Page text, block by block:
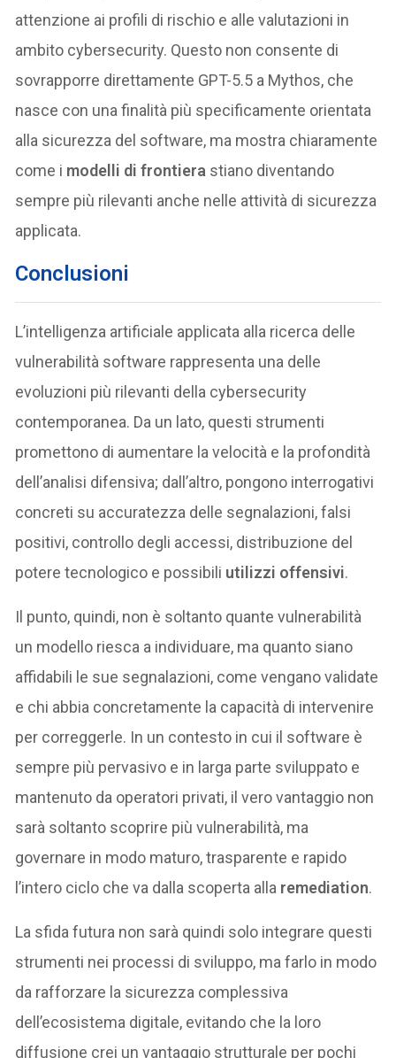
attenzione ai profili di rischio e alle valutazioni in
ambito cybersecurity. Questo non consente di
sovrapporre direttamente GPT-5.5 a Mythos, che
nasce con una finalità più specificamente orientata
alla sicurezza del software, ma mostra chiaramente
come i modelli di frontiera stiano diventando
sempre più rilevanti anche nelle attività di sicurezza
applicata.
Conclusioni
L’intelligenza artificiale applicata alla ricerca delle
vulnerabilità software rappresenta una delle
evoluzioni più rilevanti della cybersecurity
contemporanea. Da un lato, questi strumenti
promettono di aumentare la velocità e la profondità
dell’analisi difensiva; dall’altro, pongono interrogativi
concreti su accuratezza delle segnalazioni, falsi
positivi, controllo degli accessi, distribuzione del
potere tecnologico e possibili utilizzi offensivi.
Il punto, quindi, non è soltanto quante vulnerabilità
un modello riesca a individuare, ma quanto siano
affidabili le sue segnalazioni, come vengano validate
e chi abbia concretamente la capacità di intervenire
per correggerle. In un contesto in cui il software è
sempre più pervasivo e in larga parte sviluppato e
mantenuto da operatori privati, il vero vantaggio non
sarà soltanto scoprire più vulnerabilità, ma
governare in modo maturo, trasparente e rapido
l’intero ciclo che va dalla scoperta alla remediation.
La sfida futura non sarà quindi solo integrare questi
strumenti nei processi di sviluppo, ma farlo in modo
da rafforzare la sicurezza complessiva
dell’ecosistema digitale, evitando che la loro
diffusione crei un vantaggio strutturale per pochi